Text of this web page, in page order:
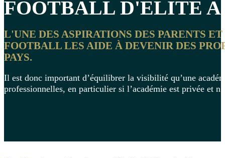
FOOTBALL D'ÉLITE
L'UNE DES ASPIRATIONS DES PARENTS
FOOTBALL LES AIDE À DEVENIR DES
PAYS.
Il est donc important d’équilibrer la visibilité qu’une
professionnelles, en particulier si l’académie est privée et